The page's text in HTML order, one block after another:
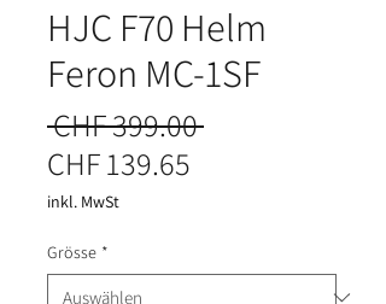
HJC F70 Helm
Feron MC-1SF
CHF 399.00 Standardpreis
CHF 139.65
inkl. MwSt
Grösse *